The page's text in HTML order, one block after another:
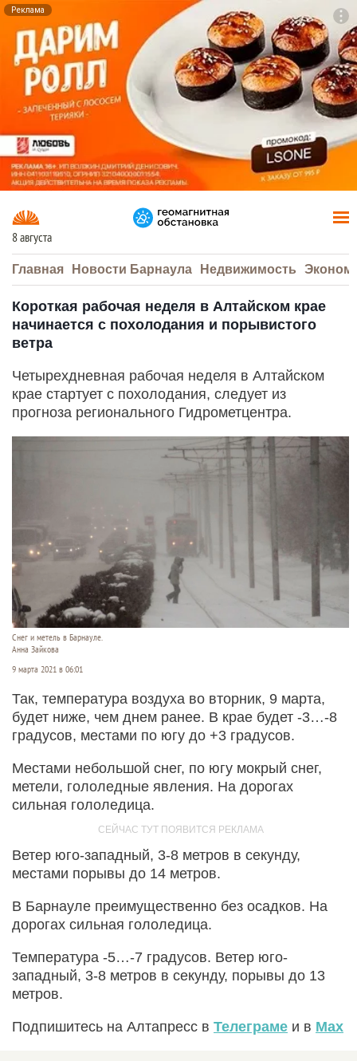
Реклама
8 августа
Главная Новости Барнаула Недвижимость
Короткая рабочая неделя в Алтайском крае
начинается с похолодания и порывистого
ветра
Четырехдневная рабочая неделя в Алтайском
крае стартует с похолодания, следует из
прогноза регионального Гидрометцентра.
Снег и метель в Барнауле.
Анна Зайкова
9 марта 2021 в 06:01
Так, температура воздуха во вторник, 9 марта,
будет ниже, чем днем ранее. В крае будет -3…-8
градусов, местами по югу до +3 градусов.
Местами небольшой снег, по югу мокрый снег,
метели, гололедные явления. На дорогах
сильная гололедица.
Ветер юго-западный, 3-8 метров в секунду,
местами порывы до 14 метров.
В Барнауле преимущественно без осадков. На
дорогах сильная гололедица.
Температура -5…-7 градусов. Ветер юго-
западный, 3-8 метров в секунду, порывы до 13
метров.
Подпишитесь на Алтапресс в Телеграме и в Max